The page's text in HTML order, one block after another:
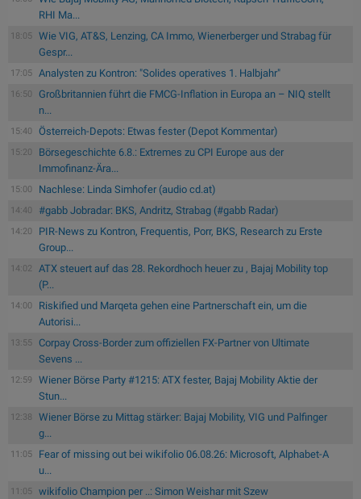
RHI Ma...
18:05
Wie VIG, AT&S, Lenzing, CA Immo, Wienerberger und Strabag für
Gespr...
17:05 Analysten zu Kontron: "Solides operatives 1. Halbjahr"
16:50
Großbritannien führt die FMCG-Inflation in Europa an – NIQ stellt
n...
15:40 Österreich-Depots: Etwas fester (Depot Kommentar)
15:20
Börsegeschichte 6.8.: Extremes zu CPI Europe aus der
Immofinanz-Ära...
15:00 Nachlese: Linda Simhofer (audio cd.at)
14:40 #gabb Jobradar: BKS, Andritz, Strabag (#gabb Radar)
14:20
PIR-News zu Kontron, Frequentis, Porr, BKS, Research zu Erste
Group...
14:02
ATX steuert auf das 28. Rekordhoch heuer zu , Bajaj Mobility top
(P...
14:00
Riskified und Marqeta gehen eine Partnerschaft ein, um die
Autorisi...
13:55
Corpay Cross-Border zum offiziellen FX-Partner von Ultimate
Sevens ...
12:59
Wiener Börse Party #1215: ATX fester, Bajaj Mobility Aktie der
Stun...
12:38
Wiener Börse zu Mittag stärker: Bajaj Mobility, VIG und Palfinger
g...
11:05
Fear of missing out bei wikifolio 06.08.26: Microsoft, Alphabet-A
u...
11:05
wikifolio Champion per ..: Simon Weishar mit Szew